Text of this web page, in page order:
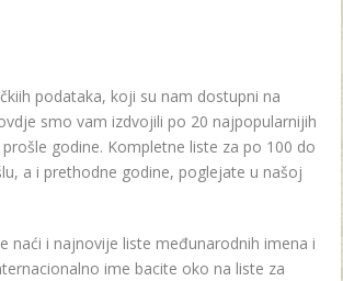
podataka, koji su nam dostupni na
smo vam izdvojili po 20 najpopularnijih
prošle godine. Kompletne liste za po 100 do
a i prethodne godine, poglejate u našoj
naći i najnovije liste međunarodnih imena i
ime bacite oko na liste za